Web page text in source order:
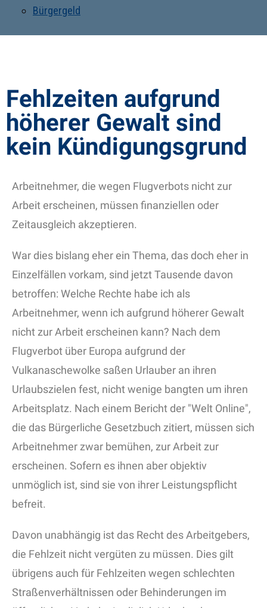
Bürgergeld
Fehlzeiten aufgrund
höherer Gewalt sind
kein Kündigungsgrund
Arbeitnehmer, die wegen Flugverbots nicht zur
Arbeit erscheinen, müssen finanziellen oder
Zeitausgleich akzeptieren.
War dies bislang eher ein Thema, das doch eher in
Einzelfällen vorkam, sind jetzt Tausende davon
betroffen: Welche Rechte habe ich als
Arbeitnehmer, wenn ich aufgrund höherer Gewalt
nicht zur Arbeit erscheinen kann? Nach dem
Flugverbot über Europa aufgrund der
Vulkanaschewolke saßen Urlauber an ihren
Urlaubszielen fest, nicht wenige bangten um ihren
Arbeitsplatz. Nach einem Bericht der "Welt Online",
die das Bürgerliche Gesetzbuch zitiert, müssen sich
Arbeitnehmer zwar bemühen, zur Arbeit zur
erscheinen. Sofern es ihnen aber objektiv
unmöglich ist, sind sie von ihrer Leistungspflicht
befreit.
Davon unabhängig ist das Recht des Arbeitgebers,
die Fehlzeit nicht vergüten zu müssen. Dies gilt
übrigens auch für Fehlzeiten wegen schlechten
Straßenverhältnissen oder Behinderungen im